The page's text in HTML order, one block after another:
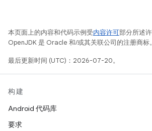
本页面上的内容和代码示例受内容许可部分所述
OpenJDK 是 Oracle 和/或其关联公司的注册商标。
最后更新时间 (UTC)：2026-07-20。
构建
Android 代码库
要求